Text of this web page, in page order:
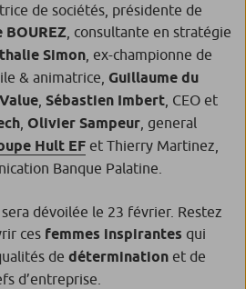
de sociétés, présidente de
, consultante en stratégie
Simon , ex-championne de
& animatrice, Guillaume du
Sébastien Imbert , CEO et
Olivier Sampeur , general
Hult EF et Thierry Martinez,
Banque Palatine.
dévoilée le 23 février. Restez
ces femmes inspirantes qui
de détermination et de
d’entreprise.